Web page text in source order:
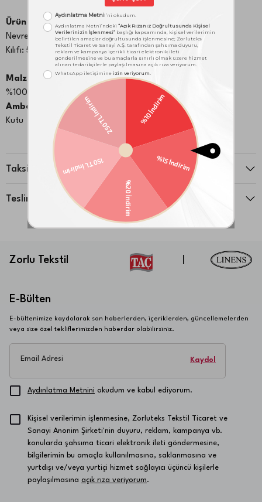
Ürün İçeriği:
Nevresim: 160X220 cm Fııted: 100X200 cm StandartYastık
Kılıfı: 50X70 cm 1 Adet
Malzeme:
%100 Pamuk
Ambalaj Notu:
Kutu
Yıkama & Bakım Bilgileri:
40 °C de yıkama yapınız
Tamburlu kurutma yapılmaz
Taksit Seçenekleri
Teslimat ve İade
Zorlu Tekstil
E-Bülten
E-bültenimize kaydolarak son haberlerden, içeriklerden, güncellemelerden
veya size özel tekliflerimizden haberdar olabilirsiniz.
Email Adresi Kaydol
Aydınlatma Metnini okudum ve kabul ediyorum.
Kişisel verilerimin işlenmesine, Zorluteks Tekstil Ticaret ve
Sanayi Anonim Şirketi'nin duyuru, reklam, kampanya vb.
konularda şahsıma ticari elektronik ileti göndermesine,
bilgilerimin bu amaçla kullanılmasına, saklanmasına ve
yurtdışı ve/veya yurtiçi hizmet sağlayıcı üçüncü kişilerle
paylaşılmasına açık rıza veriyorum.